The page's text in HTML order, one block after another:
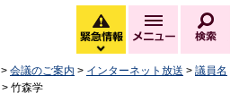
緊急情報
緊急情報を開く
メニュー
> 会議のご案内 > インターネット放送 > 議員名
> 竹森学